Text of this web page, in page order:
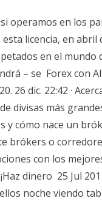
operamos en los
licencia, en
en el
– se Forex con
26 dic. 22:42 ·
divisas más
y cómo nace un
brókers o
con los
dinero 25 Jul
noche viendo